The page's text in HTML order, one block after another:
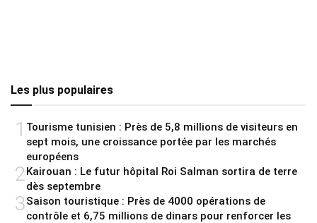
Les plus populaires
1 Tourisme tunisien : Près de 5,8 millions de visiteurs en
sept mois, une croissance portée par les marchés
européens
2 Kairouan : Le futur hôpital Roi Salman sortira de terre
dès septembre
3Saison touristique : Près de 4000 opérations de
contrôle et 6,75 millions de dinars pour renforcer les